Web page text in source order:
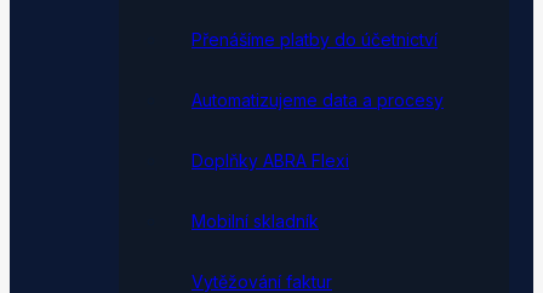
Přenášíme platby do účetnictví
Automatizujeme data a procesy
Doplňky ABRA Flexi
Mobilní skladník
Vytěžování faktur